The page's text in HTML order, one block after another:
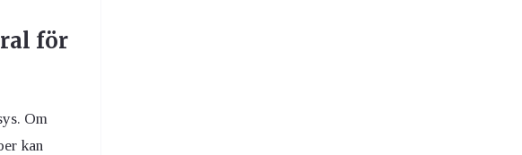
för
Om
kan